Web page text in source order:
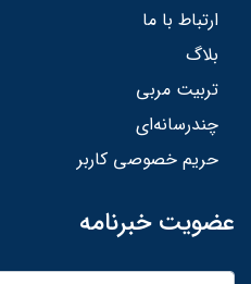
ارتباط با ما
بلاگ
تربیت مربی
چندرسانه‌ای
حریم خصوصی کاربر
عضویت خبرنامه